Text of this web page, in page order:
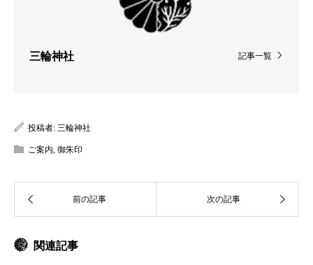
記事一覧
三輪神社
投稿者: 三輪神社
ご案内, 御朱印
関連記事